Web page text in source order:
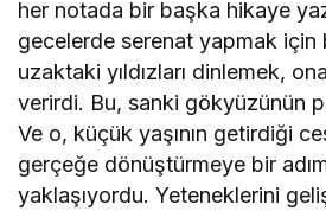
her notada bir başka hikaye
gecelerde serenat yapmak için
uzaktaki yıldızları dinlemek,
verirdi. Bu, sanki gökyüzünün
Ve o, küçük yaşının getirdiği
gerçeğe dönüştürmeye bir
yaklaşıyordu. Yeteneklerini